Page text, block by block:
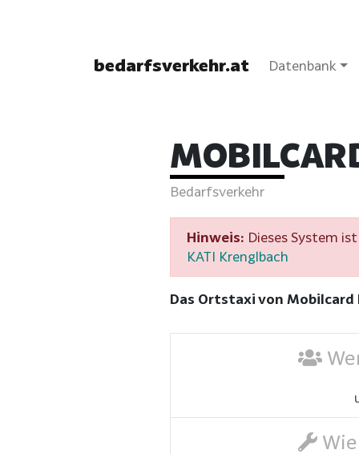
bedarfsverkehr.at Datenbank
Bedarfsverkehr
Hinweis: Dieses System
KATI Krenglbach
Das Ortstaxi von